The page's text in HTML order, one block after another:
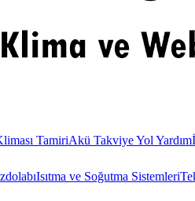
TamiriAkü Takviye Yol Yardım
Isıtma ve Soğutma Sistemleri